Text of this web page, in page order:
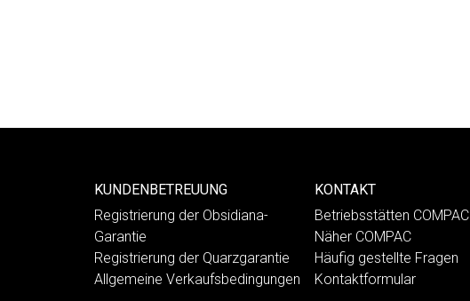
KUNDENBETREUUNG
Registrierung der Obsidiana-
Garantie
Registrierung der Quarzgarantie
Allgemeine Verkaufsbedingungen
KONTAKT
Betriebsstätten COMPAC
Näher COMPAC
Häufig gestellte Fragen
Kontaktformular